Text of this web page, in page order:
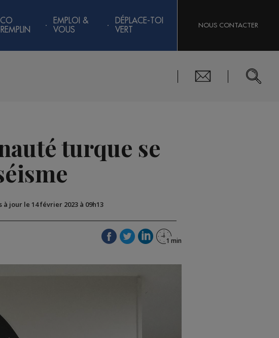
TREMPLIN
EMPLOI &
VOUS
DÉPLACE-TOI
VERT
NOUS CONTACTER
turque se
à jour le 14 février 2023 à 09h13